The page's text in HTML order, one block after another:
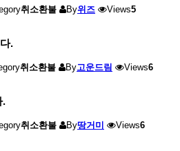
취소환불 By위즈 Views5
.
취소환불 By고운드림 Views6
.
취소환불 By땅거미 Views6